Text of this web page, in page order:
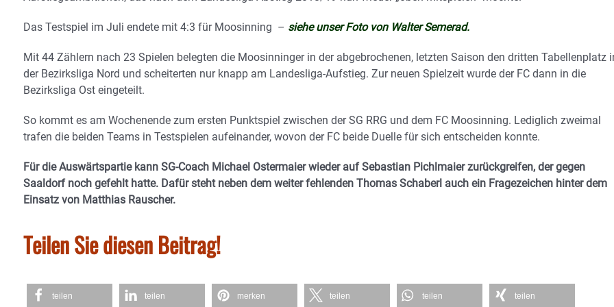
Das Testspiel im Juli endete mit 4:3 für Moosinning – siehe unser Foto von Walter Semerad.
Mit 44 Zählern nach 23 Spielen belegten die Moosinninger in der abgebrochenen, letzten Saison den dritten Tabellenplatz
der Bezirksliga Nord und scheiterten nur knapp am Landesliga-Aufstieg. Zur neuen Spielzeit wurde der FC dann in die
Bezirksliga Ost eingeteilt.
So kommt es am Wochenende zum ersten Punktspiel zwischen der SG RRG und dem FC Moosinning. Lediglich zweimal
trafen die beiden Teams in Testspielen aufeinander, wovon der FC beide Duelle für sich entscheiden konnte.
Für die Auswärtspartie kann SG-Coach Michael Ostermaier wieder auf Sebastian Pichlmaier zurückgreifen, der gegen
Saaldorf noch gefehlt hatte. Dafür steht neben dem weiter fehlenden Thomas Schaberl auch ein Fragezeichen hinter dem
Einsatz von Matthias Rauscher.
Teilen Sie diesen Beitrag!
teilen teilen merken teilen teilen teilen